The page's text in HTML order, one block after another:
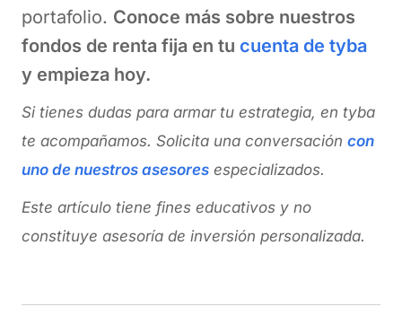
portafolio. Conoce más sobre nuestros
fondos de renta fija en tu cuenta de tyba
y empieza hoy.
Si tienes dudas para armar tu estrategia, en tyba
te acompañamos. Solicita una conversación con
uno de nuestros asesores especializados.
Este artículo tiene fines educativos y no
constituye asesoría de inversión personalizada.